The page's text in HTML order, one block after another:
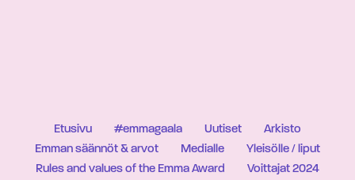
Etusivu #emmagaala Uutiset
Arkisto
Emman säännöt & arvot
Medialle
Yleisölle / liput
Rules and values of the Emma Award
Voittajat 2024